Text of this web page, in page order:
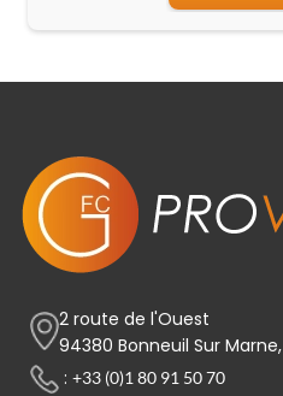
2 route de l'Ouest
94380 Bonneuil Sur Marne,
: +33 (0)1 80 91 50 70